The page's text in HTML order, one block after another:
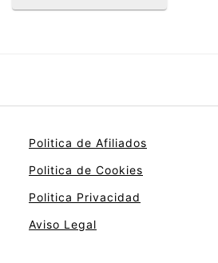
Politica de Afiliados
Politica de Cookies
Politica Privacidad
Aviso Legal